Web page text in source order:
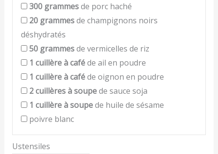
300 grammesde porc haché
20 grammesde champignons noirs
déshydratés
50 grammesde vermicelles de riz
1 cuillère à caféde ail en poudre
1 cuillère à caféde oignon en poudre
2cuillères à soupede sauce soja
1 cuillère à soupede huile de sésame
poivre blanc
Ustensiles